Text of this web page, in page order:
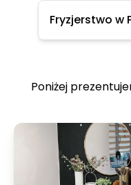
Fryzjerstwo w
Poniżej